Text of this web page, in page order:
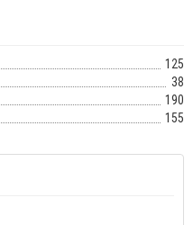
125
38
190
155